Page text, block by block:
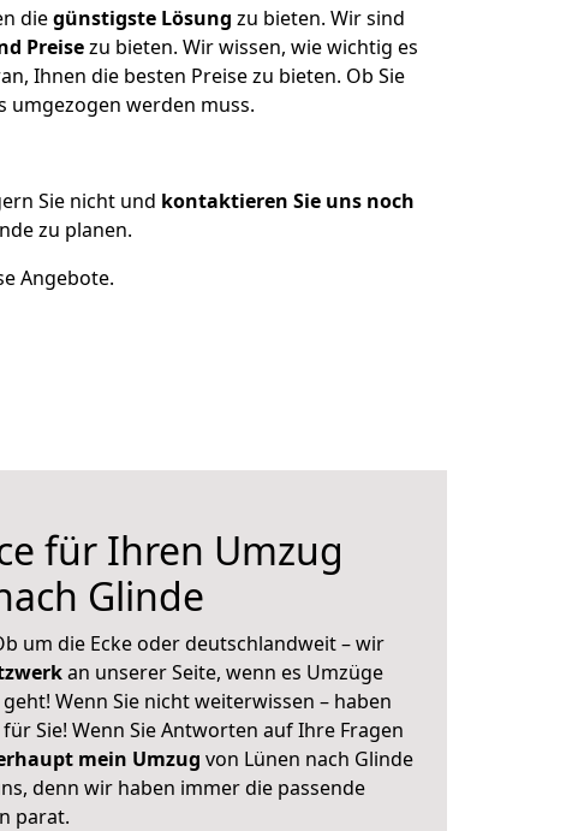
diegünstigste Lösung zu bieten. Wir sind
Preisezu bieten. Wir wissen, wie wichtig es
Ihnen die besten Preise zu bieten. Ob Sie
umgezogen werden muss.
Sie nicht und kontaktieren Sie uns noch
zu planen.
Angebote.
für Ihren Umzug
Glinde
um die Ecke oder deutschlandweit – wir
an unserer Seite, wenn es Umzüge
Wenn Sie nicht weiterwissen – haben
Sie! Wenn Sie Antworten auf Ihre Fragen
mein Umzug von Lünen nach Glinde
denn wir haben immer die passende
parat.